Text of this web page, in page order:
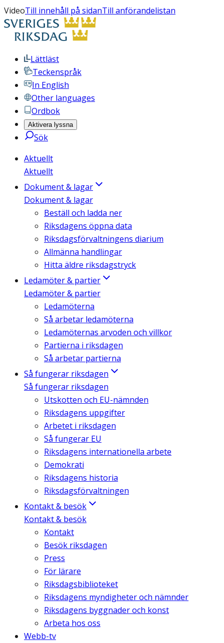
VideoTill innehåll på sidanTill anförandelistan
Lättläst
Teckenspråk
In English
Other languages
Ordbok
Aktivera lyssna
Sök
Aktuellt
Aktuellt
Dokument & lagar
Dokument & lagar
Beställ och ladda ner
Riksdagens öppna data
Riksdagsförvaltningens diarium
Allmänna handlingar
Hitta äldre riksdagstryck
Ledamöter & partier
Ledamöter & partier
Ledamöterna
Så arbetar ledamöterna
Ledamöternas arvoden och villkor
Partierna i riksdagen
Så arbetar partierna
Så fungerar riksdagen
Så fungerar riksdagen
Utskotten och EU-nämnden
Riksdagens uppgifter
Arbetet i riksdagen
Så fungerar EU
Riksdagens internationella arbete
Demokrati
Riksdagens historia
Riksdagsförvaltningen
Kontakt & besök
Kontakt & besök
Kontakt
Besök riksdagen
Press
För lärare
Riksdagsbiblioteket
Riksdagens myndigheter och nämnder
Riksdagens byggnader och konst
Arbeta hos oss
Webb-tv